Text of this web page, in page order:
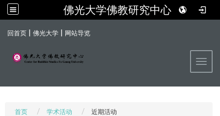
佛光大学佛教研究中心
回首页 | 佛光大学 | 网站导览
首页 学术活动 近期活动